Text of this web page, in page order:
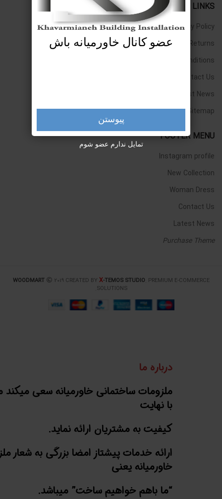
USEFUL LINKS
Privacy Policy
Returns
Terms & Conditions
Contact Us
Latest News
Our Sitemap
FOOTER MENU
Instagram profile
New Collection
Woman Dress
Contact Us
Latest News
Purchase Theme
WOODMART 2019 CREATED BY X-TEMOS STUDIO. PREMIUM E-COMMERCE
SOLUTIONS.
درباره ما
ملزومات ساختمانی خاورمیانه سعی
با نهایت
کیفیت به مشتریان ارائه نماید.
ارائه خدمات پیشتاز امضا بزرگی به شعار
خاورمیانه یعنی
“ما باهم خواهیم ساخت” میباشد.
عضو کانال خاورمیانه باش
پیوستن
تمایل ندارم عضو شوم